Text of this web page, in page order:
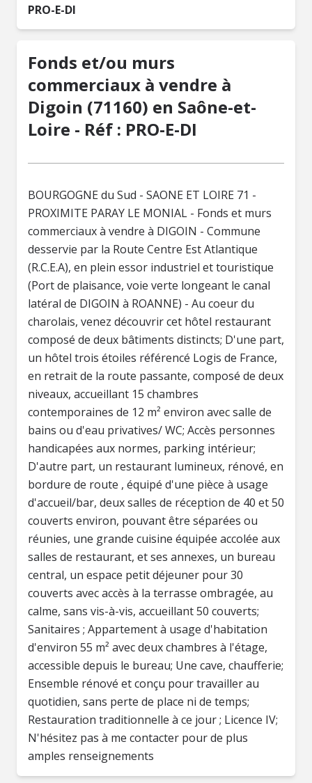
PRO-E-DI
Fonds et/ou murs
commerciaux à vendre à
Digoin (71160) en Saône-et-
Loire - Réf : PRO-E-DI
BOURGOGNE du Sud - SAONE ET LOIRE 71 -
PROXIMITE PARAY LE MONIAL - Fonds et murs
commerciaux à vendre à DIGOIN - Commune
desservie par la Route Centre Est Atlantique
(R.C.E.A), en plein essor industriel et touristique
(Port de plaisance, voie verte longeant le canal
latéral de DIGOIN à ROANNE) - Au coeur du
charolais, venez découvrir cet hôtel restaurant
composé de deux bâtiments distincts; D'une part,
un hôtel trois étoiles référencé Logis de France,
en retrait de la route passante, composé de deux
niveaux, accueillant 15 chambres
contemporaines de 12 m² environ avec salle de
bains ou d'eau privatives/ WC; Accès personnes
handicapées aux normes, parking intérieur;
D'autre part, un restaurant lumineux, rénové, en
bordure de route , équipé d'une pièce à usage
d'accueil/bar, deux salles de réception de 40 et 50
couverts environ, pouvant être séparées ou
réunies, une grande cuisine équipée accolée aux
salles de restaurant, et ses annexes, un bureau
central, un espace petit déjeuner pour 30
couverts avec accès à la terrasse ombragée, au
calme, sans vis-à-vis, accueillant 50 couverts;
Sanitaires ; Appartement à usage d'habitation
d'environ 55 m² avec deux chambres à l'étage,
accessible depuis le bureau; Une cave, chaufferie;
Ensemble rénové et conçu pour travailler au
quotidien, sans perte de place ni de temps;
Restauration traditionnelle à ce jour ; Licence IV;
N'hésitez pas à me contacter pour de plus
amples renseignements